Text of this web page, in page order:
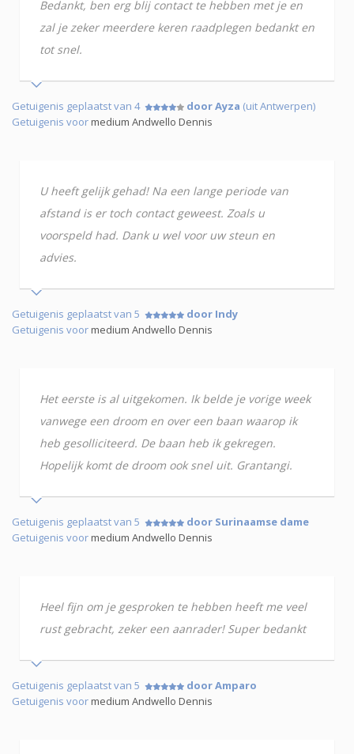
Bedankt, ben erg blij contact te hebben met je en
zal je zeker meerdere keren raadplegen bedankt en
tot snel.
Getuigenis geplaatst van 4 door Ayza (uit Antwerpen)
Getuigenis voormedium Andwello Dennis
U heeft gelijk gehad! Na een lange periode van
afstand is er toch contact geweest. Zoals u
voorspeld had. Dank u wel voor uw steun en
advies.
Getuigenis geplaatst van 5
door Indy
Getuigenis voormedium Andwello Dennis
Het eerste is al uitgekomen. Ik belde je vorige week
vanwege een droom en over een baan waarop ik
heb gesolliciteerd. De baan heb ik gekregen.
Hopelijk komt de droom ook snel uit. Grantangi.
Getuigenis geplaatst van 5
door Surinaamse dame
Getuigenis voormedium Andwello Dennis
Heel fijn om je gesproken te hebben heeft me veel
rust gebracht, zeker een aanrader! Super bedankt
Getuigenis geplaatst van 5
door Amparo
Getuigenis voormedium Andwello Dennis